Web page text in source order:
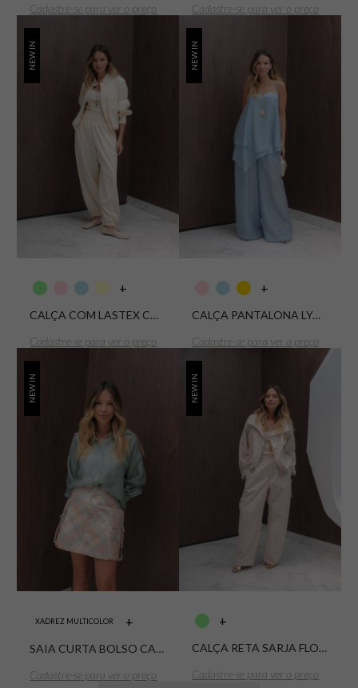
Cadastre-se para ver o preço
Cadastre-se para ver o preço
NEW IN
CALÇA COM LASTEX COS DOBBY TEXTURE PARASOL
Cadastre-se para ver o preço
+
NEW IN
CALÇA PANTALONA LYOCEL TRANSLUCID STRIPE
Cadastre-se para ver o preço
+
NEW IN
SAIA CURTA BOLSO CARGO SARJA XADREZ
Cadastre-se para ver o preço
XADREZ MULTICOLOR +
NEW IN
CALÇA RETA SARJA FLORAL
Cadastre-se para ver o preço
+